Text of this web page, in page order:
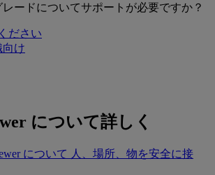
ードについてサポートが必要ですか？
ださい
向け
について詳しく
について 人、場所、物を安全に接